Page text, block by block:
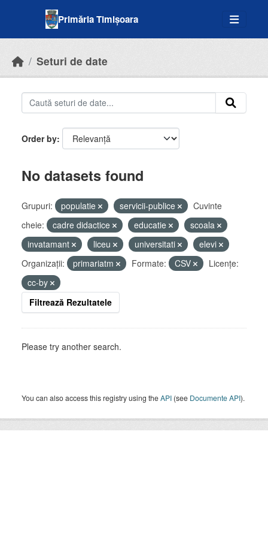
Primăria Timișoara
Seturi de date
Order by
No datasets found
Grupuri: populatie servicii-publice
Cuvinte
cheie:
cadre didactice educatie
scoala
invatamant
liceu universitati
elevi
Organizații:
primariatm Formate: CSV
Licenţe:
cc-by
Filtrează Rezultatele
Please try another search.
You can also access this registry using theAPI (see Documente API).